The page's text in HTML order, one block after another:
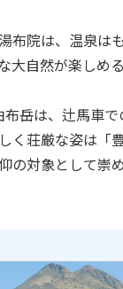
布院は、温泉は
大自然が楽しめ
岳は、辻馬車で
く荘厳な姿は「
の対象として崇